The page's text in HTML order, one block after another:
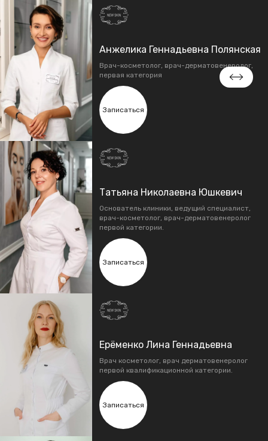
Анжелика Геннадьевна Полянская
Врач-косметолог, врач-дерматовенеролог,
первая категория
Записаться
Татьяна Николаевна Юшкевич
Основатель клиники, ведущий специалист,
врач-косметолог, врач-дерматовенеролог
первой категории.
Записаться
Ерёменко Лина Геннадьевна
Врач косметолог, врач дерматовенеролог
первой квалификационной категории.
Записаться